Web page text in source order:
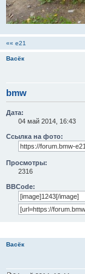
«« e21
Васёк
bmw
Дата:
04 май 2014, 16:43
Ссылка на фото:
Просмотры:
2316
BBCode:
Васёк